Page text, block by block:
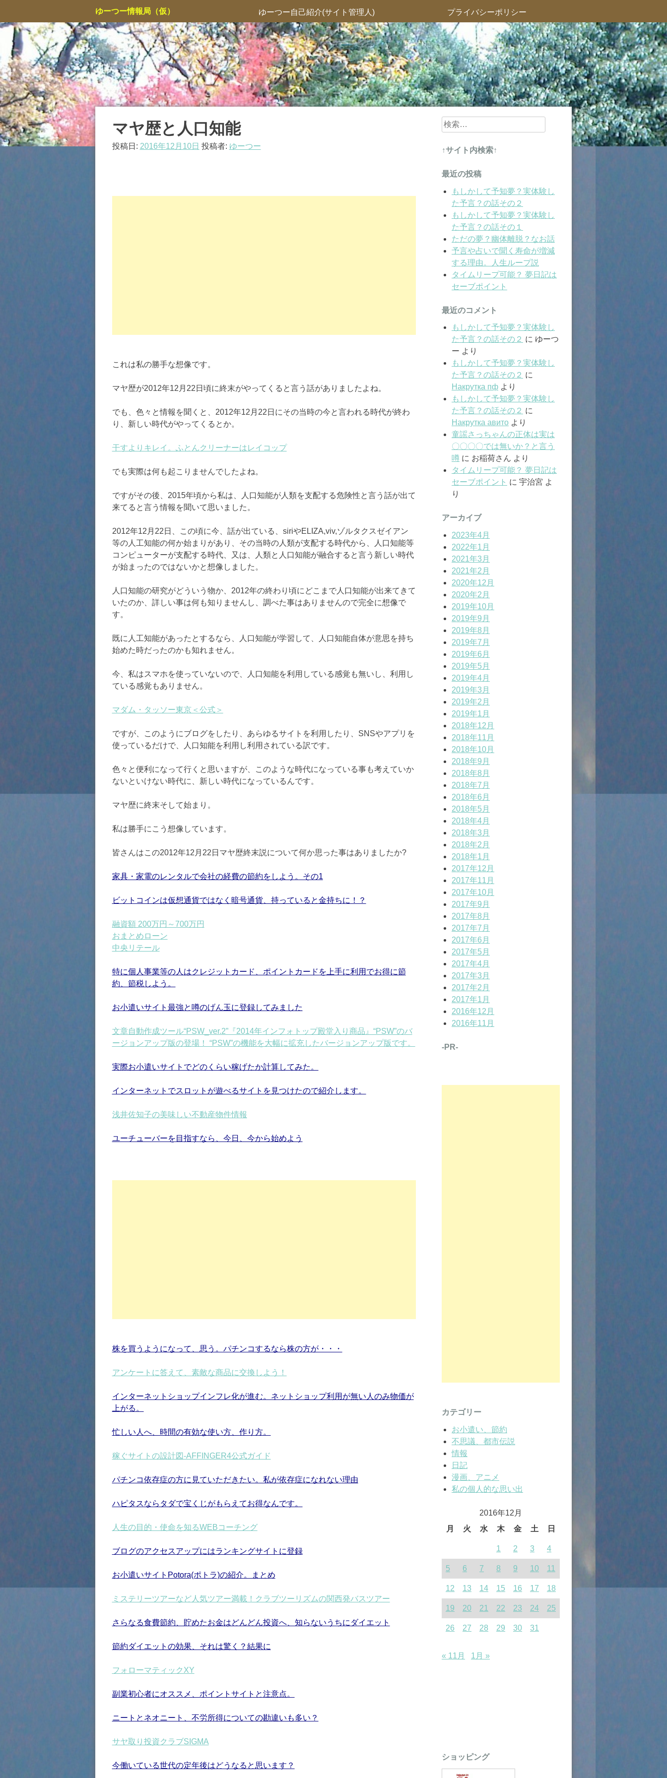
テ
へ
ス
キ
ッ
プ
ゆーつー情報局（仮） ゆーつー自己紹介(サイト管理人) プライバシーポリシー
マヤ歴と人口知能
投稿日: 2016年12月10日 投稿者: ゆーつー
これは私の勝手な想像です。
マヤ歴が2012年12月22日頃に終末がやってくると言う話がありましたよね。
でも、色々と情報を聞くと、2012年12月22日にその当時の今と言われる時代が終わ
り、新しい時代がやってくるとか。
干すよりキレイ。ふとんクリーナーはレイコップ
でも実際は何も起こりませんでしたよね。
ですがその後、2015年頃から私は、人口知能が人類を支配する危険性と言う話が出て
来てると言う情報を聞いて思いました。
2012年12月22日、この頃に今、話が出ている、siriやELIZA,viv,ゾルタクスゼイアン
等の人工知能の何か始まりがあり、その当時の人類が支配する時代から、人口知能等
コンピューターが支配する時代、又は、人類と人口知能が融合すると言う新しい時代
が始まったのではないかと想像しました。
人口知能の研究がどういう物か、2012年の終わり頃にどこまで人口知能が出来てきて
いたのか、詳しい事は何も知りませんし、調べた事はありませんので完全に想像で
す。
既に人工知能があったとするなら、人口知能が学習して、人口知能自体が意思を持ち
始めた時だったのかも知れません。
今、私はスマホを使っていないので、人口知能を利用している感覚も無いし、利用し
ている感覚もありません。
マダム・タッソー東京＜公式＞
ですが、このようにブログをしたり、あらゆるサイトを利用したり、SNSやアプリを
使っているだけで、人口知能を利用し利用されている訳です。
色々と便利になって行くと思いますが、このような時代になっている事も考えていか
ないといけない時代に、新しい時代になっているんです。
マヤ歴に終末そして始まり。
私は勝手にこう想像しています。
皆さんはこの2012年12月22日マヤ歴終末説について何か思った事はありましたか?
家具・家電のレンタルで会社の経費の節約をしよう。その1
ビットコインは仮想通貨ではなく暗号通貨、持っていると金持ちに！？
融資額 200万円～700万円
おまとめローン
中央リテール
特に個人事業等の人はクレジットカード、ポイントカードを上手に利用でお得に節
約、節税しよう。
お小遣いサイト最強と噂のげん玉に登録してみました
文章自動作成ツール“PSW_ver.2”『2014年インフォトップ殿堂入り商品』“PSW”のバ
ージョンアップ版の登場！ “PSW”の機能を大幅に拡充したバージョンアップ版です。
実際お小遣いサイトでどのくらい稼げたか計算してみた。
インターネットでスロットが遊べるサイトを見つけたので紹介します。
浅井佐知子の美味しい不動産物件情報
ユーチューバーを目指すなら、今日、今から始めよう
株を買うようになって、思う。パチンコするなら株の方が・・・
アンケートに答えて、素敵な商品に交換しよう！
インターネットショップインフレ化が進む。ネットショップ利用が無い人のみ物価が
上がる。
忙しい人へ、時間の有効な使い方、作り方。
稼ぐサイトの設計図-AFFINGER4公式ガイド
パチンコ依存症の方に見ていただきたい。私が依存症になれない理由
ハピタスならタダで宝くじがもらえてお得なんです。
人生の目的・使命を知るWEBコーチング
ブログのアクセスアップにはランキングサイトに登録
お小遣いサイトPotora(ポトラ)の紹介。まとめ
ミステリーツアーなど人気ツアー満載！クラブツーリズムの関西発バスツアー
さらなる食費節約、貯めたお金はどんどん投資へ、知らないうちにダイエット
節約ダイエットの効果、それは驚く？結果に
フォローマティックXY
副業初心者にオススメ、ポイントサイトと注意点。
ニートとネオニート、不労所得についての勘違いも多い？
サヤ取り投資クラブSIGMA
今働いている世代の定年後はどうなると思います？
検
索:
↑サイト内検索↑
最近の投稿
もしかして予知夢？実体験し
た予言？の話その２
もしかして予知夢？実体験し
た予言？の話その１
ただの夢？幽体離脱？なお話
予言や占いで聞く寿命が増減
する理由。人生ループ説
タイムリープ可能？ 夢日記は
セーブポイント
最近のコメント
もしかして予知夢？実体験し
た予言？の話その２ に ゆーつ
ー より
もしかして予知夢？実体験し
た予言？の話その２ に
Накрутка пфより
もしかして予知夢？実体験し
た予言？の話その２ に
Накрутка авитоより
童謡さっちゃんの正体は実は
〇〇〇〇では無いか？と言う
噂に お稲荷さん より
タイムリープ可能？ 夢日記は
セーブポイント に 宇治宮 よ
り
アーカイブ
2023年4月
2022年1月
2021年3月
2021年2月
2020年12月
2020年2月
2019年10月
2019年9月
2019年8月
2019年7月
2019年6月
2019年5月
2019年4月
2019年3月
2019年2月
2019年1月
2018年12月
2018年11月
2018年10月
2018年9月
2018年8月
2018年7月
2018年6月
2018年5月
2018年4月
2018年3月
2018年2月
2018年1月
2017年12月
2017年11月
2017年10月
2017年9月
2017年8月
2017年7月
2017年6月
2017年5月
2017年4月
2017年3月
2017年2月
2017年1月
2016年12月
2016年11月
-PR-
カテゴリー
お小遣い、節約
不思議、都市伝説
情報
日記
漫画、アニメ
私の個人的な思い出
2016年12月
月
火 水 木 金 土 日
1 2 3 4
5 6 7 8 9 10 11
12 13 14 15 16 17 18
19 20 21 22 23 24 25
26 27 28 29 30 31
« 11月 1月 »
ショッピング